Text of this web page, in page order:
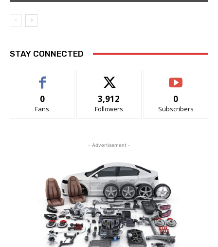
STAY CONNECTED
0
Fans
3,912
Followers
0
Subscribers
- Advertisement -